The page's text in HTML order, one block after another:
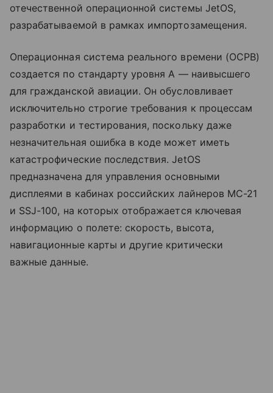
отечественной операционной системы JetOS,
разрабатываемой в рамках импортозамещения.
Операционная система реального времени (ОСРВ)
создается по стандарту уровня А — наивысшего
для гражданской авиации. Он обусловливает
исключительно строгие требования к процессам
разработки и тестирования, поскольку даже
незначительная ошибка в коде может иметь
катастрофические последствия. JetOS
предназначена для управления основными
дисплеями в кабинах российских лайнеров МС-21
и SSJ-100, на которых отображается ключевая
информацию о полете: скорость, высота,
навигационные карты и другие критически
важные данные.